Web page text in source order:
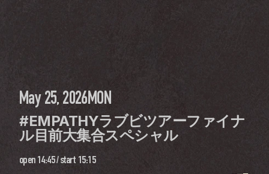
May 25, 2026MON
#EMPATHYラブビツアーファイナ
ル目前大集合スペシャル
open 14:45 / start 15:15